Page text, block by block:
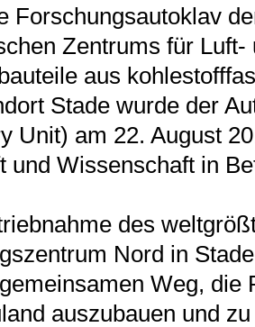
Forschungsautoklav
Zentrums für
aus
Stade wurde der
Unit) am 22. August
und Wissenschaft in
des
Nord in
Weg, die
auszubauen und